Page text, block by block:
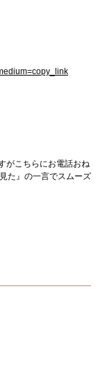
がこちらにお電話おね
た』の一言でスムーズ